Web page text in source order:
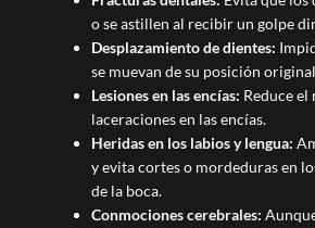
o se astillen al recibir un golpe
Desplazamiento de dientes:
se muevan de su posición
Lesiones en las encías: Reduce el
laceraciones en las encías.
Heridas en los labios y lengua:
y evita cortes o mordeduras en
de la boca.
Conmociones cerebrales: